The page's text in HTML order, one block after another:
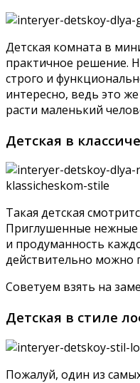
Детская комната в
практичное решение.
строго и
интересно, ведь это
расти маленький
Детская в
Такая детская
Приглушенные нежные
и продуманность
действительно можно
Советуем взять на
Детская в стиле
Пожалуй, один из